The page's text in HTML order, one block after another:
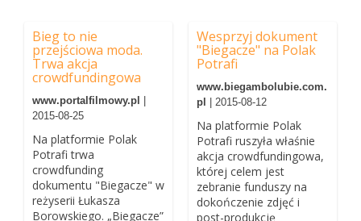
Bieg to nie
przejściowa moda.
Trwa akcja
crowdfundingowa
www.portalfilmowy.pl |
2015-08-25
Na platformie Polak
Potrafi trwa
crowdfunding
dokumentu "Biegacze" w
reżyserii Łukasza
Borowskiego. „Biegacze”
Wesprzyj dokument
"Biegacze" na Polak
Potrafi
www.biegambolubie.com.
pl | 2015-08-12
Na platformie Polak
Potrafi ruszyła właśnie
akcja crowdfundingowa,
której celem jest
zebranie funduszy na
dokończenie zdjęć i
post-produkcję